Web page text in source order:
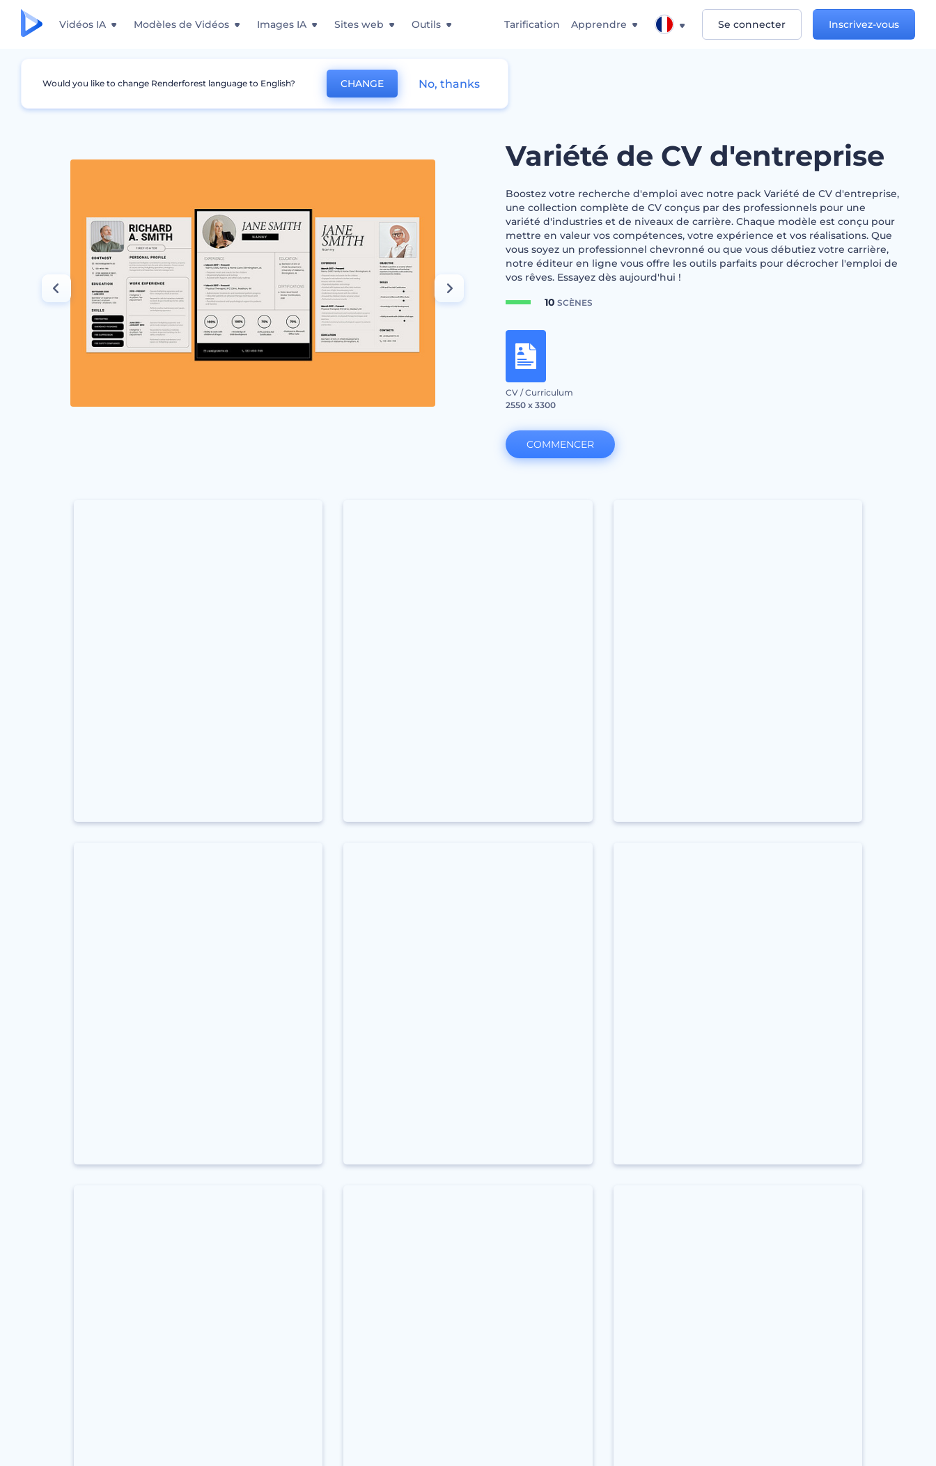
Vidéos IA Modèles de Vidéos Images IA Sites web Outils Tarification Apprendre Se connecter Inscrivez-vous
Graphismes Curriculum Vitae Variété de CV d'entreprise
Variété de CV d'entreprise
Boostez votre recherche d'emploi avec notre pack Variété de CV d'entreprise,
une collection complète de CV conçus par des professionnels pour une
variété d'industries et de niveaux de carrière. Chaque modèle est conçu pour
mettre en valeur vos compétences, votre expérience et vos réalisations. Que
vous soyez un professionnel chevronné ou que vous débutiez votre carrière,
notre éditeur en ligne vous offre les outils parfaits pour décrocher l'emploi de
vos rêves. Essayez dès aujourd'hui !
10 SCÈNES
CV / Curriculum
2550 x 3300
COMMENCER
Would you like to change Renderforest language to English? CHANGE No, thanks